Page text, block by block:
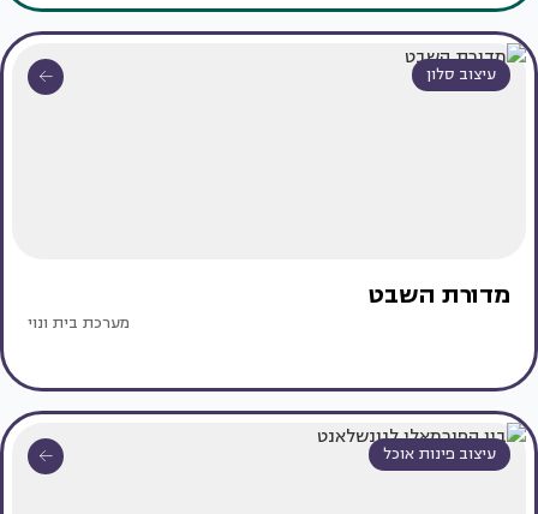
עיצוב סלון
מדורת השבט
מערכת בית ונוי
עיצוב פינות אוכל